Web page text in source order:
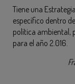
Tiene una
específico dentro
política ambiental,
para el año 2.016.